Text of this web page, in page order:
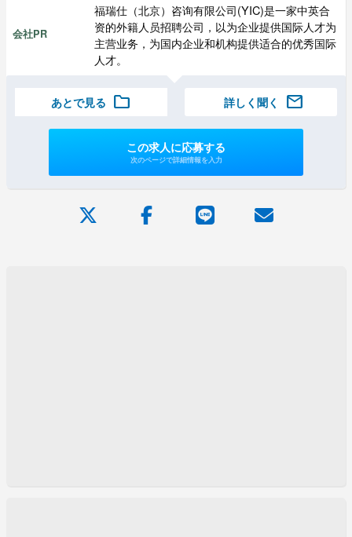
会社PR
福瑞仕（北京）咨询有限公司(YIC)是一家中英合
资的外籍人员招聘公司，以为企业提供国际人才为
主营业务，为国内企业和机构提供适合的优秀国际
人才。
あとで見る folder 詳しく聞く mail
この求人に応募する
次のページで詳細情報を入力